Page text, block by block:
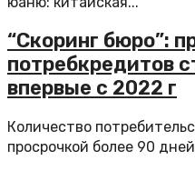
“Скоринг бюро”:
потребкредитов
впервые с 2022 г
Количество
просрочкой более 90